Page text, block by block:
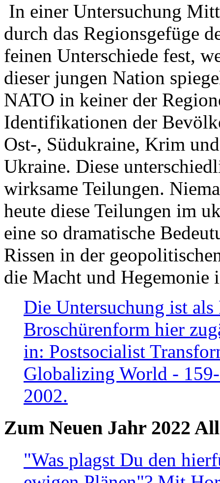
In einer Untersuchung
durch das Regionsgefüge
feinen Unterschiede fest,
dieser jungen Nation
NATO in keiner der
Identifikationen der
Ost-, Südukraine, Krim
Ukraine. Diese
wirksame Teilungen.
heute diese Teilungen im
eine so dramatische
Rissen in der
die Macht und Hegemonie
Die Untersuchung ist
Broschürenform hier
in: Postsocialist
Globalizing World -
2002.
Zum Neuen Jahr 2022
"Was plagst Du den